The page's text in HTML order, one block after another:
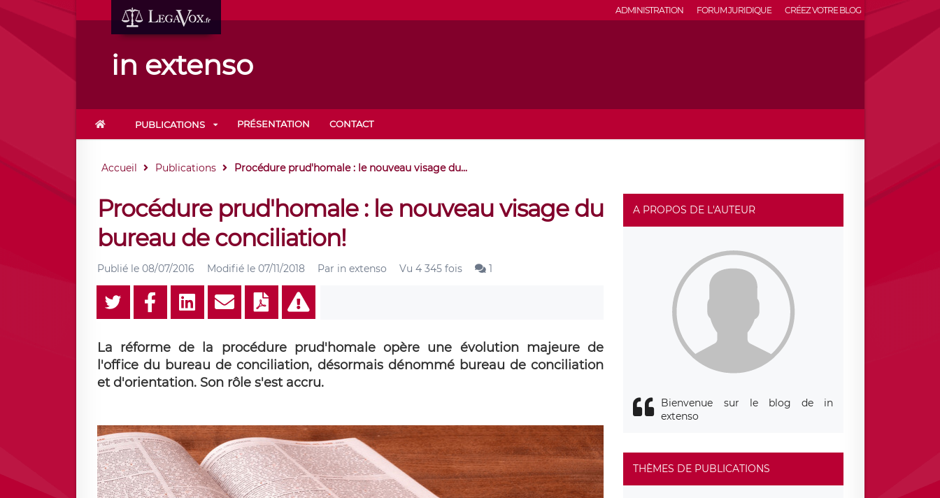
ADMINISTRATION FORUM JURIDIQUE CRÉEZ VOTRE BLOG
in extenso
PUBLICATIONS PRÉSENTATION CONTACT
Accueil Publications Procédure prud'homale : le nouveau visage du...
Procédure prud'homale : le nouveau visage du
bureau de conciliation!
Publié le 08/07/2016 Modifié le 07/11/2018 Par in extenso Vu 4 345 fois 1
La réforme de la procédure prud'homale opère une évolution majeure de
l'office du bureau de conciliation, désormais dénommé bureau de conciliation
et d'orientation. Son rôle s'est accru.
A PROPOS DE L'AUTEUR
Bienvenue sur le blog de in
extenso
THÈMES DE PUBLICATIONS